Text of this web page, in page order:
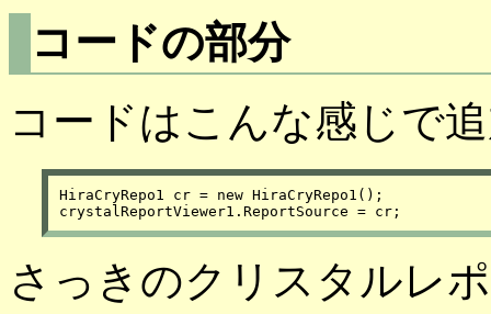
コードの部分
コードはこんな感じで
HiraCryRepo1 cr = new HiraCryRepo1();
さっきのクリスタルレ